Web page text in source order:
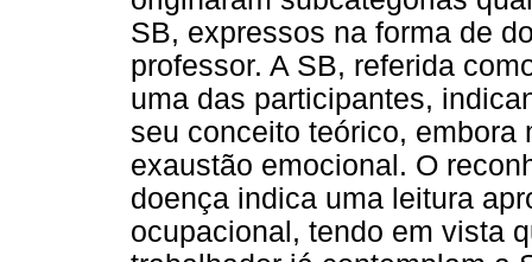
SB, expressos na forma de
professor. A SB, referida
uma das participantes,
seu conceito teórico,
exaustão emocional. O
doença indica uma leitura
ocupacional, tendo em vista